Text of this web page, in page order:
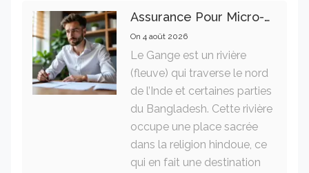
Assurance Pour Micro-Entrepreneur : Les Garanties Essentielles À Connaître
On 4 août 2026
Le Gange est un rivière
(fleuve) qui traverse le nord
de l’Inde et certaines parties
du Bangladesh. Cette rivière
occupe une place sacrée
dans la religion hindoue, ce
qui en fait une destination